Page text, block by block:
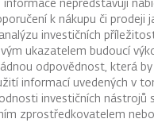
k nákupu či prodeji
investičních
ukazatelem budoucí
odpovědnost, která
informací uvedených v
investičních nástrojů
zprostředkovatelem